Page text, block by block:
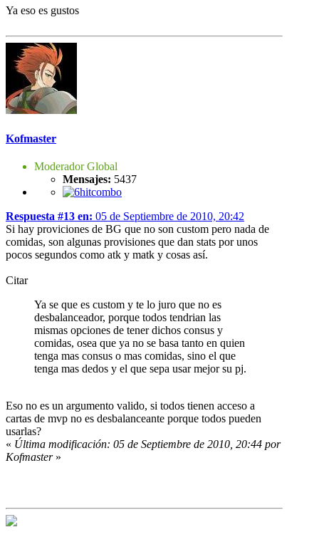
Ya eso es gustos
Kofmaster
Moderador Global
Mensajes: 5437
Respuesta #13 en: 05 de Septiembre de 2010, 20:42
Si hay proviciones de BG que no son custom pero nada de
comidas, son algunas provisiones que dan stats por unos
pocos segundos como atk y matk y cosas así.
Citar
Ya se que es custom y te lo juro que no es
desbalanceador, porque todos tendrian las
mismas opciones de tener dichos consus y
comidas, osea que ya no se basa tanto en quien
tenga mas consus o mas comidas, sino el que
tenga mas dedos y el que sepa usar mejor su pj.
Eso no es un argumento valido, si todos tienen acceso a
cartas de mvp no es desbalanceante porque todos pueden
usarlas?
« Última modificación: 05 de Septiembre de 2010, 20:44 por
Kofmaster»